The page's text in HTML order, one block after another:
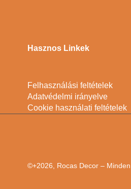
Hasznos Linkek
Felhasználási feltételek
Adatvédelmi irányelve
Cookie használati feltételek
©+2026, Rocas Decor –